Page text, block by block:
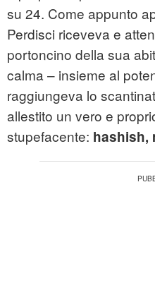
su 24. Come appunto
Perdisci riceveva e
portoncino della sua
calma – insieme al
raggiungeva lo
allestito un vero e
stupefacente: hashish,